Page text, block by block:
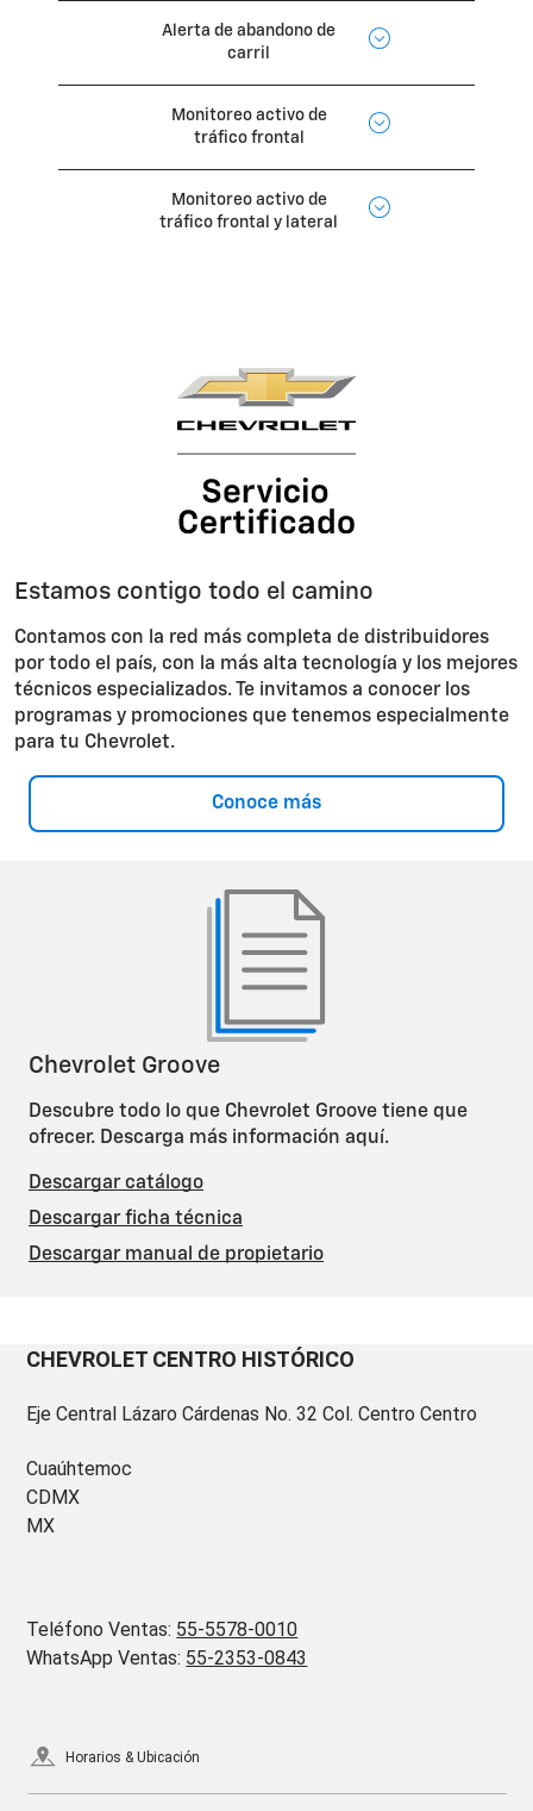
Alerta de abandono de
carril
Monitoreo activo de
tráfico frontal
Monitoreo activo de
tráfico frontal y lateral
Estamos contigo todo el camino
Contamos con la red más completa de distribuidores
por todo el país, con la más alta tecnología y los mejores
técnicos especializados. Te invitamos a conocer los
programas y promociones que tenemos especialmente
para tu Chevrolet.
Conoce más
Chevrolet Groove
Descubre todo lo que Chevrolet Groove tiene que
ofrecer. Descarga más información aquí.
Descargar catálogo
Descargar ficha técnica
Descargar manual de propietario